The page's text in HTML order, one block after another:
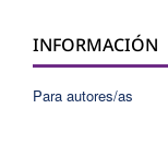
INFORMACIÓN
Para autores/as